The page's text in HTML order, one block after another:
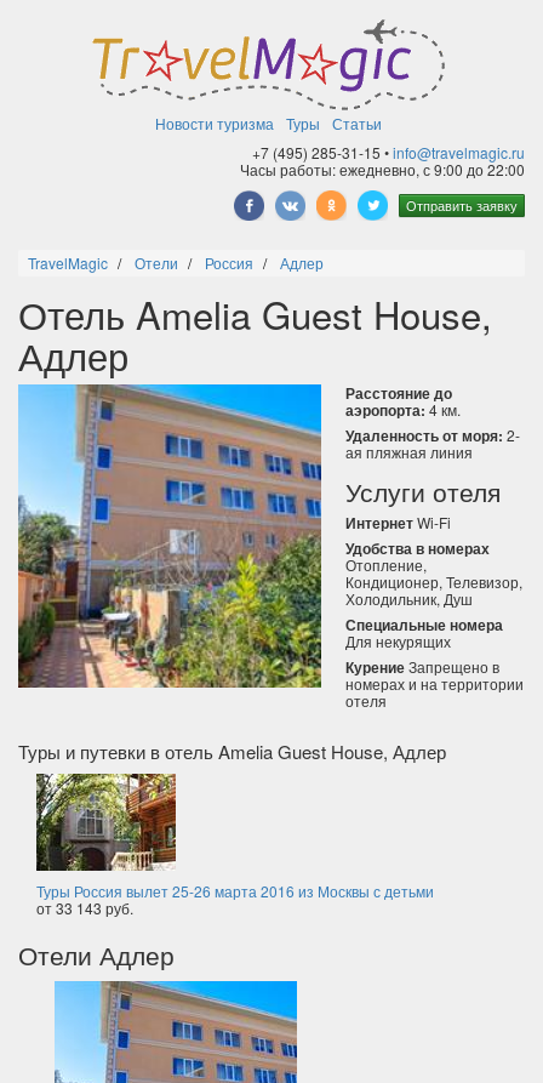
Новости туризма Туры
Статьи
+7 (495) 285-31-15 •info@travelmagic.ru
Часы работы: ежедневно, с 9:00 до 22:00
Отправить заявку
TravelMagic Отели Россия Адлер
Отель Amelia Guest House,
Адлер
Расстояние до
аэропорта: 4 км.
Удаленность от моря: 2-
ая пляжная линия
Услуги отеля
ИнтернетWi-Fi
Удобства в номерах
Отопление,
Кондиционер, Телевизор,
Холодильник, Душ
Специальные номера
Для некурящих
КурениеЗапрещено в
номерах и на территории
отеля
Туры и путевки в отель Amelia Guest House, Адлер
Туры Россия вылет 25-26 марта 2016 из Москвы с детьми
от 33 143 руб.
Отели Адлер